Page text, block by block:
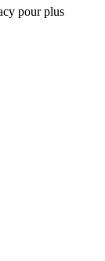
pour plus